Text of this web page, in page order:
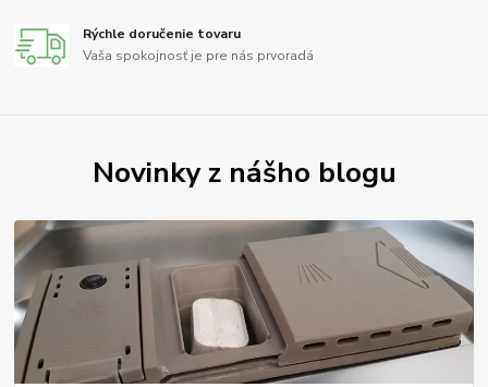
Rýchle doručenie tovaru
Vaša spokojnosť je pre nás prvoradá
Novinky z nášho blogu